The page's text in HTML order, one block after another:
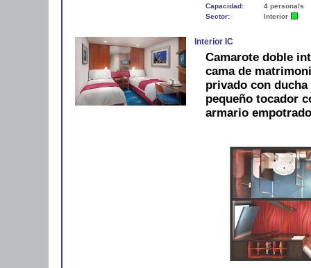
Capacidad:
4 persona/s
Sector:
Interior
Interior IC
Camarote doble
cama de
privado con
pequeño tocador
armario